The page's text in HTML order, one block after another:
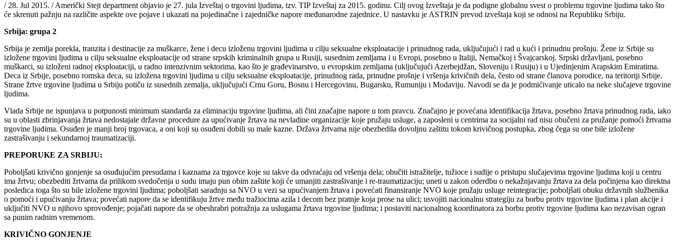
/ 28. Jul 2015. / Američki Stejt department objavio je 27. jula Izveštaj o trgovini ljudima, tzv. TIP Izveštaj za 2015. godinu. Cilj ovog Izveštaja je da podigne globalnu svest o problemu trgovine ljudima tako što
će skrenuti pažnju na različite aspekte ove pojave i ukazati na pojedinačne i zajedničke napore međunarodne zajednice. U nastavku je ASTRIN prevod izveštaja koji se odnosi na Republiku Srbiju.
Srbija: grupa 2
Srbija je zemlja porekla, tranzita i destinacije za muškarce, žene i decu izloženu trgovini ljudima u cilju seksualne eksploatacije i prinudnog rada, uključujući i rad u kući i prinudnu prošnju. Žene iz Srbije su
izložene trgovini ljudima u cilju seksualne eksploatacije od strane srpskih kriminalnih grupa u Rusiji, susednim zemljama i u Evropi, posebno u Italiji, Nemačkoj i Švajcarskoj. Srpski državljani, posebno
muškarci, su izloženi radnoj eksploataciji, u radno intenzivnim sektorima, kao što je građevinarstvo, u evropskim zemljama (uključujući Azerbejdžan, Sloveniju i Rusiju) i u Ujedinjenim Arapskim Emiratima.
Deca iz Srbije, posebno romska deca, su izložena trgovini ljudima u cilju seksualne eksploatacije, prinudnog rada, prinudne prošnje i vršenja krivičnih dela, često od strane članova porodice, na teritoriji Srbije.
Strane žrtve trgovine ljudima u Srbiju potiču iz susednih zemalja, uključujući Crnu Goru, Bosnu i Hercegovinu, Bugarsku, Rumuniju i Modaviju. Navodi se da je podmićivanje uticalo na neke slučajeve trgovine
ljudima.
Vlada Srbije ne ispunjava u potpunosti minimum standarda za eliminaciju trgovine ljudima, ali čini značajne napore u tom pravcu. Značajno je povećana identifikacija žrtava, posebno žrtava prinudnog rada, iako
su u oblasti zbrinjavanja žrtava nedostajale državne procedure za upućivanje žrtava na nevladine organizacije koje pružaju usluge, a zaposleni u centrima za socijalni rad nisu obučeni za pružanje pomoći žrtvama
trgovine ljudima. Osuđen je manji broj trgovaca, a oni koji su osuđeni dobili su male kazne. Država žrtvama nije obezbedila dovoljnu zaštitu tokom krivičnog postupka, zbog čega su one bile izložene
zastrašivanju i sekundarnoj traumatizaciji.
PREPORUKE ZA SRBIJU:
Poboljšati krivično gonjenje sa osuđujućim presudama i kaznama za trgovce koje su takve da odvraćaju od vršenja dela; obučiti istražitelje, tužioce i sudije o pristupu slučajevima trgovine ljudima koji u centru
ima žrtvu; obezbediti žrtvama da prilikom svedočenja u sudu imaju pun obim zaštite koji će umanjiti zastrašivanje i re-traumatizaciju; uneti u zakon oderdbu o nekažnjavanju žrtava za dela počinjena kao direktna
posledica toga što su bile izložene trgovini ljudima; poboljšati saradnju sa NVO u vezi sa upućivanjem žrtava i povećati finansiranje NVO koje pružaju usluge reintegracije; poboljšati obuku državnih službenika
o pomoći i upućivanju žrtava; povećati napore da se identifikuju žrtve među tražiocima azila i decom bez pratnje koja prose na ulici; usvojiti nacionalnu strategiju za borbu protiv trgovine ljudima i plan akcije i
uključiti NVO u njihovo sprovođenje; pojačati napore da se obeshrabri potražnja za uslugama žrtava trgovine ljudima; i postaviti nacionalnog koordinatora za borbu protiv trgovine ljudima kao nezavisan ogran
sa punim radnim vremenom.
KRIVIČNO GONJENJE